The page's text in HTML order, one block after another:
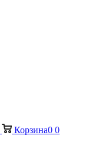
Корзина0 0